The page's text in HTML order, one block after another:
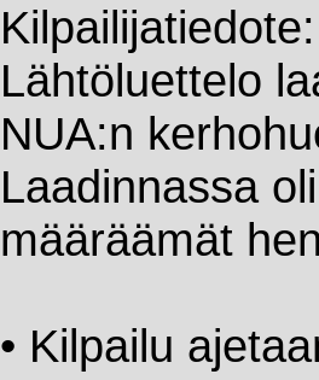
Kilpailijatiedote:
Lähtöluettelo
NUA:n
Laadinnassa
määräämät
• Kilpailu